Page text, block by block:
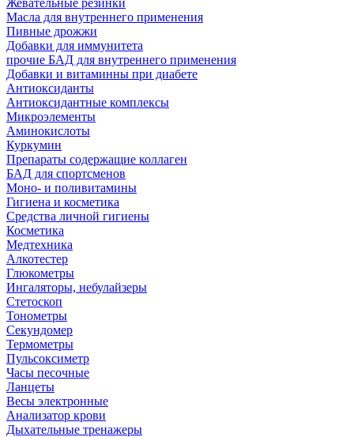
Жевательные резинки
Масла для внутреннего применения
Пивные дрожжи
Добавки для иммунитета
прочие БАД для внутреннего применения
Добавки и витаминны при диабете
Антиоксиданты
Антиоксидантные комплексы
Микроэлементы
Аминокислоты
Куркумин
Препараты содержащие коллаген
БАД для спортсменов
Моно- и поливитамины
Гигиена и косметика
Средства личной гигиены
Косметика
Медтехника
Алкотестер
Глюкометры
Ингаляторы, небулайзеры
Стетоскоп
Тонометры
Секундомер
Термометры
Пульсоксиметр
Часы песочные
Ланцеты
Весы электронные
Анализатор крови
Дыхательные тренажеры